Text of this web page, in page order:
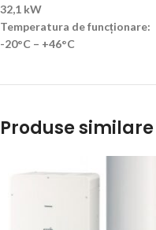
32,1 kW
Temperatura de funcționare:
-20°C – +46°C
Produse similare